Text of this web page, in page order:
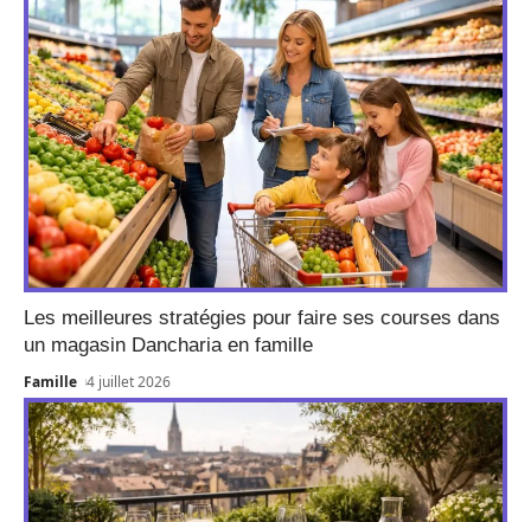
Les meilleures stratégies pour faire ses courses dans
un magasin Dancharia en famille
Famille 4 juillet 2026